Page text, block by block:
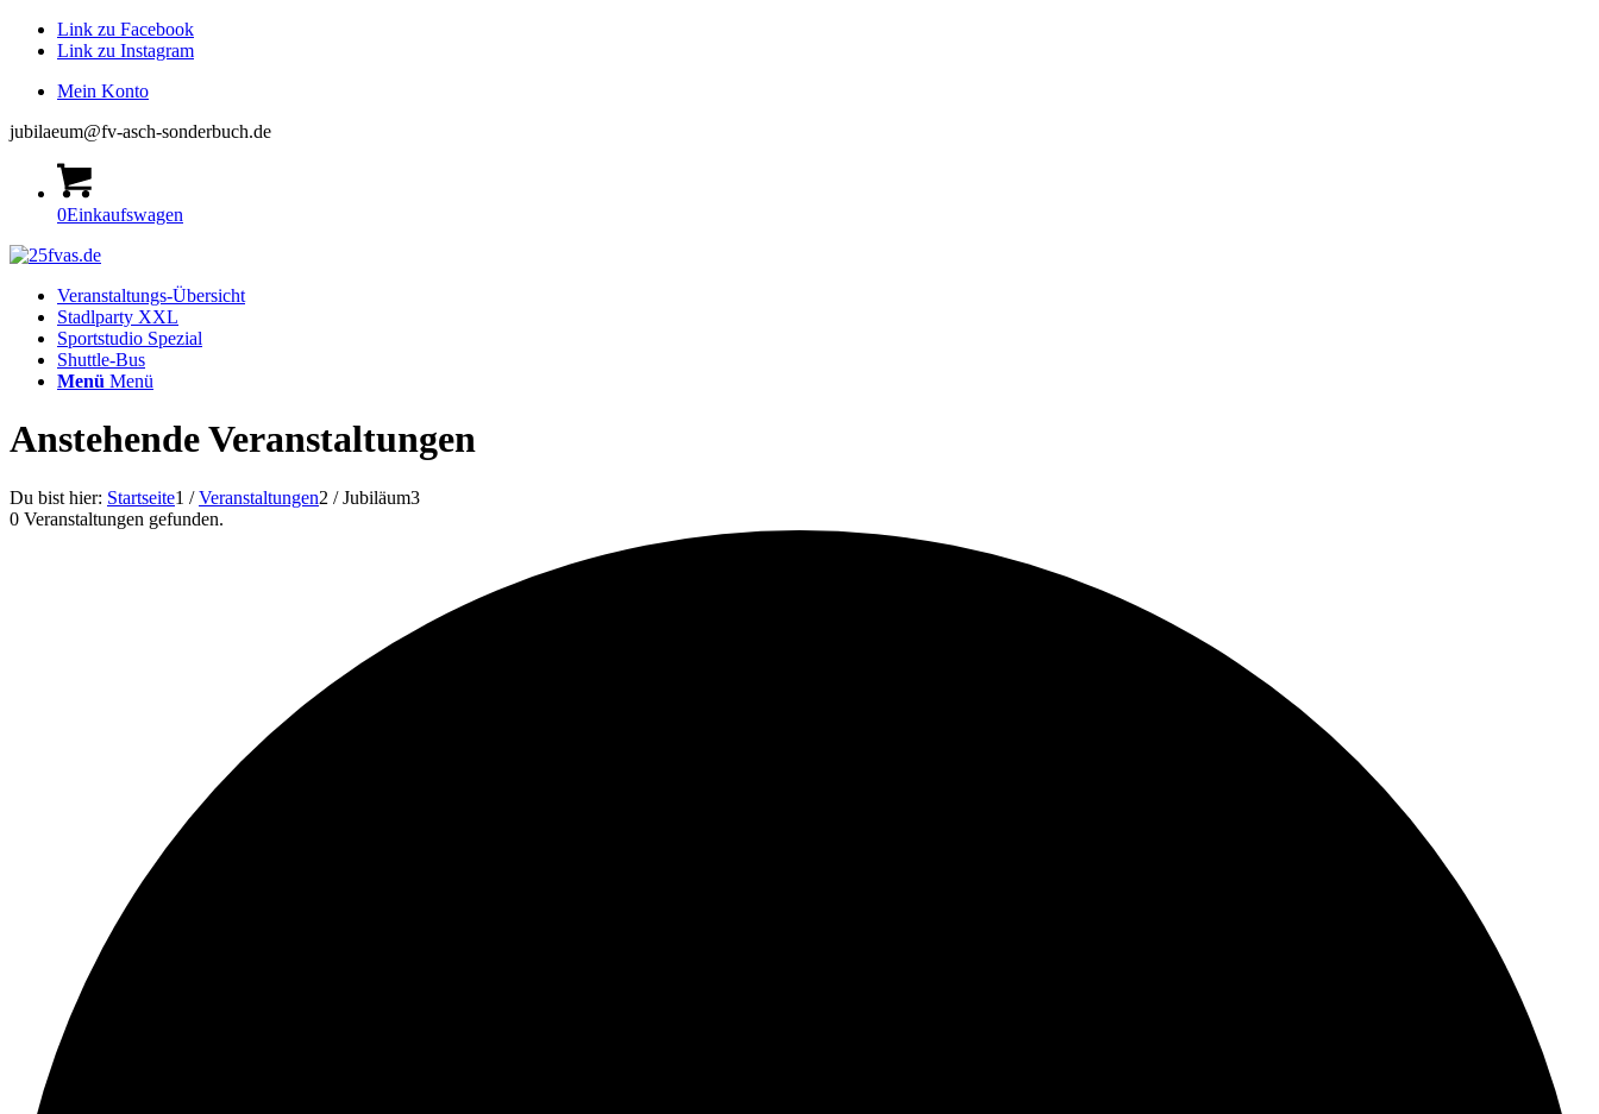
Link zu Facebook
Link zu Instagram
Mein Konto
jubilaeum@fv-asch-sonderbuch.de
0Einkaufswagen
Veranstaltungs-Übersicht
Stadlparty XXL
Sportstudio Spezial
Shuttle-Bus
Menü Menü
Anstehende Veranstaltungen
Du bist hier: Startseite1 / Veranstaltungen2 / Jubiläum3
0 Veranstaltungen gefunden.